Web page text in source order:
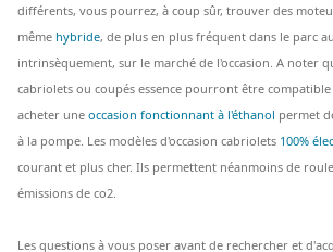
différents, vous pourrez, à coup sûr, trouver des
même hybride, de plus en plus fréquent dans le parc
intrinsèquement, sur le marché de l'occasion. A noter
cabriolets ou coupés essence pourront être compatible
acheter une occasion fonctionnant à l'éthanol permet
à la pompe. Les modèles d'occasion cabriolets 100%
courant et plus cher. Ils permettent néanmoins de
émissions de co2.
Les questions à vous poser avant de rechercher et